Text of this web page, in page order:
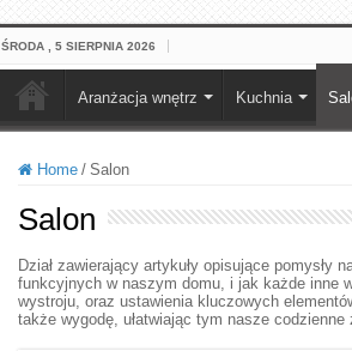
ŚRODA , 5 SIERPNIA 2026
Aranżacja wnętrz Kuchnia
Home / Salon
Salon
Dział zawierający artykuły opisujące
funkcyjnych w naszym domu, i jak każde inne
wystroju, oraz ustawienia kluczowych
także wygodę, ułatwiając tym nasze codzienne